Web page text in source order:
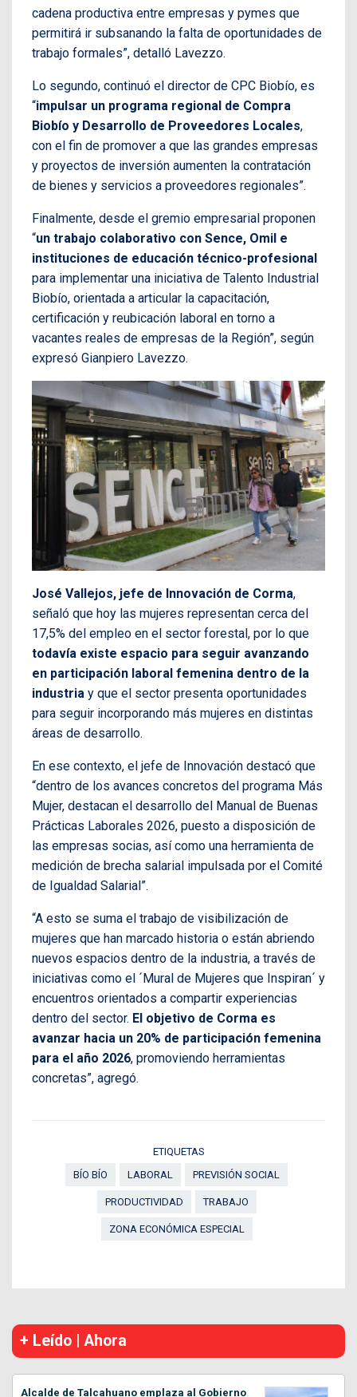
cadena productiva entre empresas y pymes que
permitirá ir subsanando la falta de oportunidades de
trabajo formales”, detalló Lavezzo.
Lo segundo, continuó el director de CPC Biobío, es
“impulsar un programa regional de Compra
Biobío y Desarrollo de Proveedores Locales,
con el fin de promover a que las grandes empresas
y proyectos de inversión aumenten la contratación
de bienes y servicios a proveedores regionales”.
Finalmente, desde el gremio empresarial proponen
“un trabajo colaborativo con Sence, Omil e
instituciones de educación técnico-profesional
para implementar una iniciativa de Talento Industrial
Biobío, orientada a articular la capacitación,
certificación y reubicación laboral en torno a
vacantes reales de empresas de la Región”, según
expresó Gianpiero Lavezzo.
José Vallejos, jefe de Innovación de Corma,
señaló que hoy las mujeres representan cerca del
17,5% del empleo en el sector forestal, por lo que
todavía existe espacio para seguir avanzando
en participación laboral femenina dentro de la
industria y que el sector presenta oportunidades
para seguir incorporando más mujeres en distintas
áreas de desarrollo.
En ese contexto, el jefe de Innovación destacó que
“dentro de los avances concretos del programa Más
Mujer, destacan el desarrollo del Manual de Buenas
Prácticas Laborales 2026, puesto a disposición de
las empresas socias, así como una herramienta de
medición de brecha salarial impulsada por el Comité
de Igualdad Salarial”.
“A esto se suma el trabajo de visibilización de
mujeres que han marcado historia o están abriendo
nuevos espacios dentro de la industria, a través de
iniciativas como el ´Mural de Mujeres que Inspiran´ y
encuentros orientados a compartir experiencias
dentro del sector. El objetivo de Corma es
avanzar hacia un 20% de participación femenina
para el año 2026, promoviendo herramientas
concretas”, agregó.
ETIQUETAS
BÍO BÍO
LABORAL PREVISIÓN SOCIAL
PRODUCTIVIDAD TRABAJO
ZONA ECONÓMICA ESPECIAL
+ Leído | Ahora
Alcalde de Talcahuano emplaza al Gobierno